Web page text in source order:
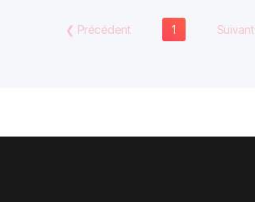
❮ Précédent 1 Suivant